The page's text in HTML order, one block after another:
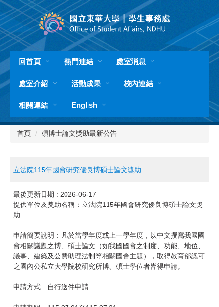
跳
到
主
要
內
容
區
回首頁 熱門連結 處室消息
處室介紹 活動成果 校內連結
相關連結 English
首頁 碩博士論文獎助最新公告
立法院115年國會研究優良博碩士論文獎助
最後更新日期 : 2026-06-17
提供單位及獎助名稱：立法院115年國會研究優良博碩士論文獎
助
申請簡要說明：凡於當學年度或上一學年度，以中文撰寫我國國
會相關議題之博、碩士論文（如我國國會之制度、功能、地位、
議事、建築及公費助理法制等相關國會主題），取得教育部認可
之國內公私立大學院校研究所博、碩士學位者皆得申請。
申請方式：自行送件申請